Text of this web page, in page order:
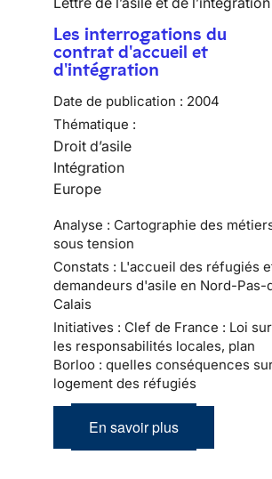
Les interrogations du
contrat d'accueil et
d'intégration
Date de publication : 2004
Thématique :
Droit d’asile
Intégration
Europe
Analyse : Cartographie des
sous tension
Constats : L'accueil des réfugiés
demandeurs d'asile en Nord-Pas-
Calais
Initiatives : Clef de France : Loi sur
les responsabilités locales, plan
Borloo : quelles conséquences
logement des réfugiés
En savoir plus